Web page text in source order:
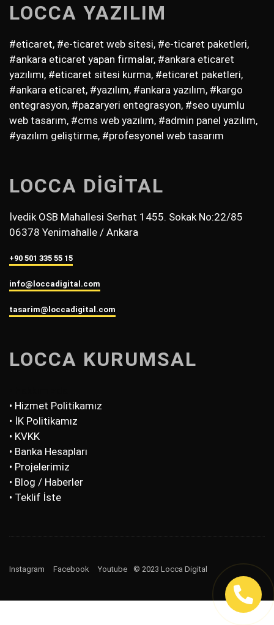
LOCCA YAZILIM
#eticaret, #e-ticaret web sitesi, #e-ticaret paketleri,
#ankara eticaret yapan firmalar, #ankara eticaret
yazılımı, #eticaret sitesi kurma, #eticaret paketleri,
#ankara eticaret, #yazılım, #ankara yazılım, #kargo
entegrasyon, #pazaryeri entegrasyon, #seo uyumlu
web tasarım, #cms web yazılım, #admin panel yazılım,
#yazılım geliştirme, #profesyonel web tasarım
LOCCA DİGİTAL
İvedik OSB Mahallesi Serhat 1455. Sokak No:22/85
06378 Yenimahalle / Ankara
+90 501 335 55 15
info@loccadigital.com
tasarim@loccadigital.com
LOCCA KURUMSAL
• Hizmet Politikamız
• İK Politikamız
• KVKK
• Banka Hesapları
• Projelerimiz
• Blog / Haberler
• Teklif İste
© 2023 Locca Digital
Instagram Facebook Youtube